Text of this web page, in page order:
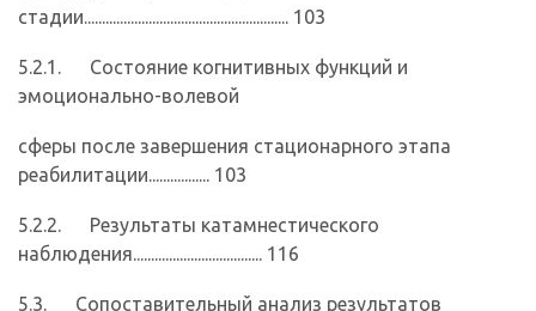
стадии......................................................... 103
5.2.1. Состояние когнитивных функций и
эмоционально-волевой
сферы после завершения стационарного этапа
реабилитации................. 103
5.2.2. Результаты катамнестического
наблюдения.................................... 116
5.3. Сопоставительный анализ результатов